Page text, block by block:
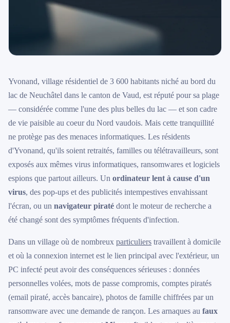
Yvonand, village résidentiel de 3 600 habitants niché au bord du
lac de Neuchâtel dans le canton de Vaud, est réputé pour sa plage
— considérée comme l'une des plus belles du lac — et son cadre
de vie paisible au coeur du Nord vaudois. Mais cette tranquillité
ne protège pas des menaces informatiques. Les résidents
d'Yvonand, qu'ils soient retraités, familles ou télétravailleurs, sont
exposés aux mêmes virus informatiques, ransomwares et logiciels
espions que partout ailleurs. Un ordinateur lent à cause d'un
virus, des pop-ups et des publicités intempestives envahissant
l'écran, ou un navigateur piraté dont le moteur de recherche a
été changé sont des symptômes fréquents d'infection.
Dans un village où de nombreux particuliers travaillent à domicile
et où la connexion internet est le lien principal avec l'extérieur, un
PC infecté peut avoir des conséquences sérieuses : données
personnelles volées, mots de passe compromis, comptes piratés
(email piraté, accès bancaire), photos de famille chiffrées par un
ransomware avec une demande de rançon. Les arnaques au faux